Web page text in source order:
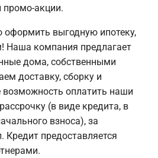
промо-акции.
выгодную ипотеку,
Наша компания предлагает
дома, собственными
доставку, сборку и
возможность оплатить наши
(в виде кредита, в
взноса), за
Кредит предоставляется